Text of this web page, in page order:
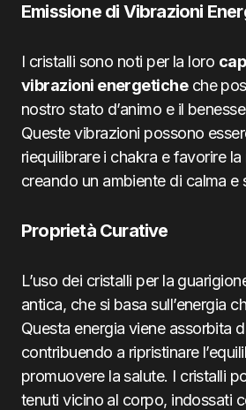
Emissione di Vibrazioni
I cristalli sono noti per la loro
vibrazioni energeticheche
nostro stato d’animo e il
Queste vibrazioni possono
riequilibrare i chakra e favorire
creando un ambiente di calma e
Proprietà Curative
L’uso dei cristalli per la
antica, che si basa sull’energia
Questa energia viene assorbita
contribuendo a ripristinare
promuovere la salute. I cristalli
tenuti vicino al corpo, indossati